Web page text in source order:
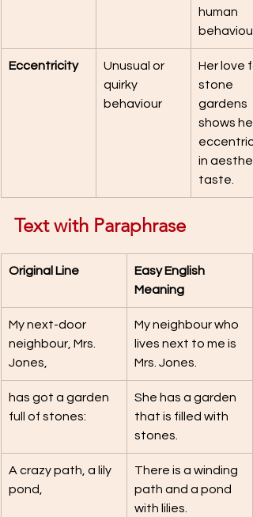
human
behaviour.
Eccentricity
Unusual or
quirky
behaviour
Her love
stone
gardens
shows her
in
taste.
Text with Paraphrase
Original Line
Easy English
Meaning
My next-door
neighbour, Mrs.
Jones,
My neighbour who
lives next to me is
Mrs. Jones.
has got a garden
full of stones:
She has a garden
that is filled with
stones.
A crazy path, a lily
pond,
There is a winding
path and a pond
with lilies.